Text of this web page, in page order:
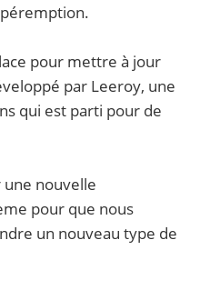
pour mettre à jour
par Leeroy, une
qui est parti pour de
nouvelle
pour que nous
un nouveau type de